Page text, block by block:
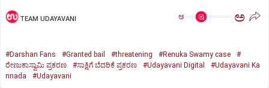
TEAM UDAYAVANI ಅ ಅ
#Darshan Fans #Granted bail #threatening #Renuka Swamy case
#
ರೇಣುಕಾಸ್ವಾಮಿ ಪ್ರಕರಣ
#ಸಾಕ್ಷಿಗೆ ಬೆದರಿಕೆ ಪ್ರಕರಣ #Udayavani Digital
#Udayavani Ka
nnada
#Udayavani